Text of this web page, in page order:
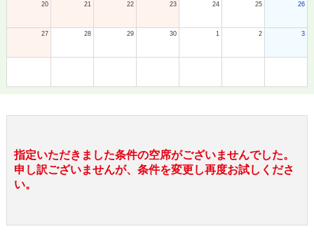
20 21 22 23 24 25 26
27 28 29 30 1 2 3
指定いただきました条件の空席がございませんでした。
申し訳ございませんが、条件を変更し再度お試しくださ
い。